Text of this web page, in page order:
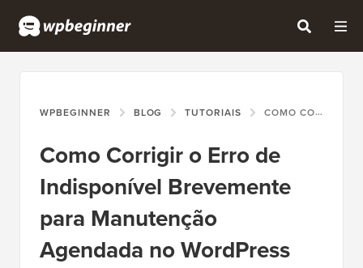
WPBEGINNER BLOG TUTORIAIS COMO CORRIGIR O ERRO DE INDISPONÍVEL BREVEMENTE PARA MANUTENÇÃO AGENDADA NO WORDPRESS
Como Corrigir o Erro de
Indisponível Brevemente
para Manutenção
Agendada no WordPress